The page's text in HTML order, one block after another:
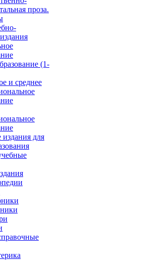
проза.
(1-
и среднее
для